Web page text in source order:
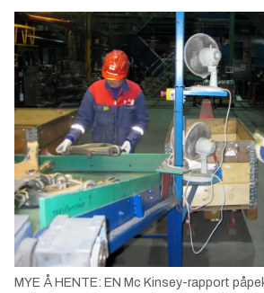
MYE Å HENTE: EN Mc Kinsey-rapport